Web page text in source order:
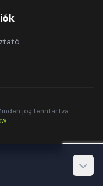
jog fenntartva.